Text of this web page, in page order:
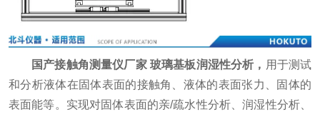
国产接触角测量仪厂家 玻璃基板润湿性分析， 用于测试
和分析液体在固体表面的接触角、液体的表面张力、固体的
表面能等。实现对固体表面的亲/疏水性分析、润湿性分析、